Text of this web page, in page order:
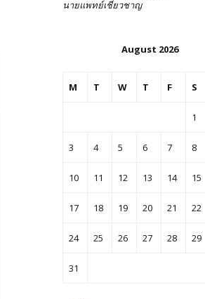
น่วยงาน
การเผย
นายแพทย์เชี่ยวชาญ
August 2026
M T W T F S
1
3 4 5 6 7 8
10 11 12 13 14 15
17 18 19 20 21 22
24 25 26 27 28 29
31